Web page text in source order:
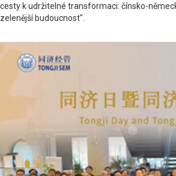
cesty k udržitelné transformaci: čínsko-
zelenější budoucnost".